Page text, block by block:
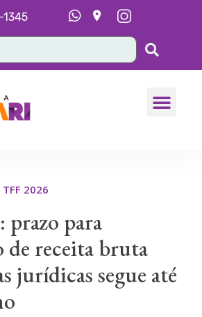
2026
prazo para
de receita bruta
jurídicas segue até